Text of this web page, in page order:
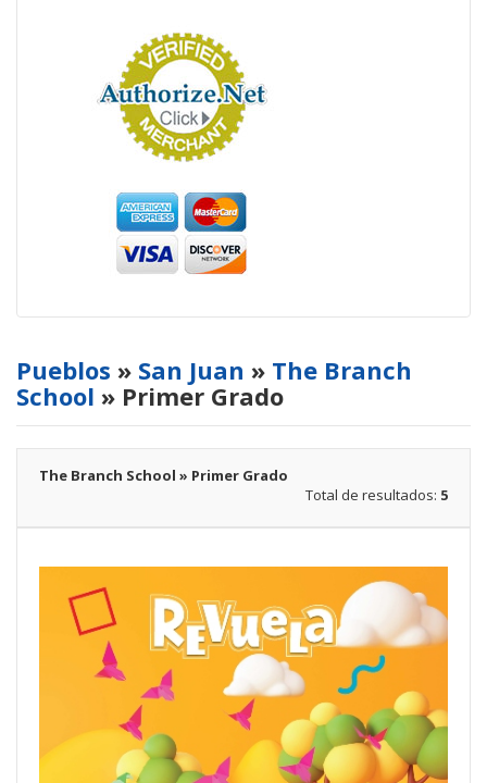
Pueblos » San Juan » The Branch
School » Primer Grado
The Branch School » Primer Grado
Total de resultados: 5